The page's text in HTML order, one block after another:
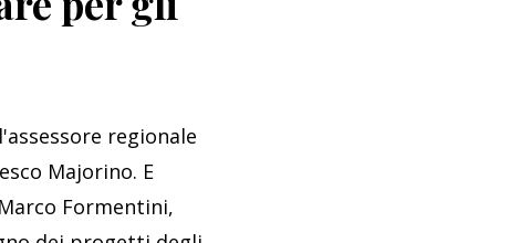
regionale
Majorino. E
Formentini,